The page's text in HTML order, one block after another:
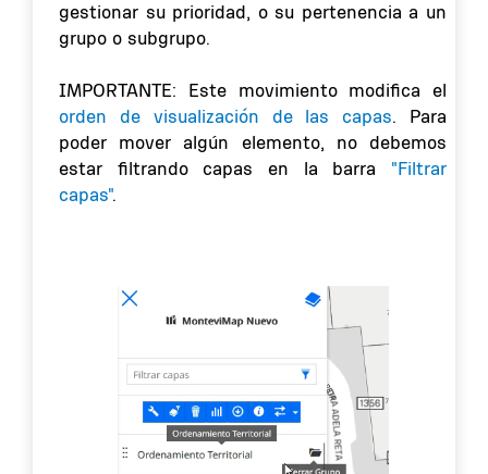
gestionar su prioridad, o su pertenencia a un
grupo o subgrupo.
IMPORTANTE: Este movimiento modifica el
orden de visualización de las capas. Para
poder mover algún elemento, no debemos
estar filtrando capas en la barra "Filtrar
capas".